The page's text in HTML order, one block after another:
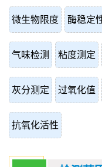
微生物限度 酶稳定
气味检测 粘度测定
灰分测定 过氧化值
抗氧化活性